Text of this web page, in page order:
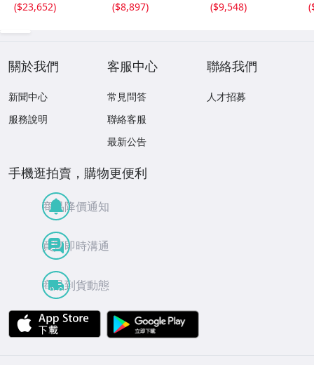
($23,652)
($8,897)
($9,548)
(
關於我們
新聞中心
服務說明
客服中心
常見問答
聯絡客服
最新公告
聯絡我們
人才招募
手機逛拍賣，購物更便利
商品降價通知
買賣即時溝通
商品到貨動態
APP Store